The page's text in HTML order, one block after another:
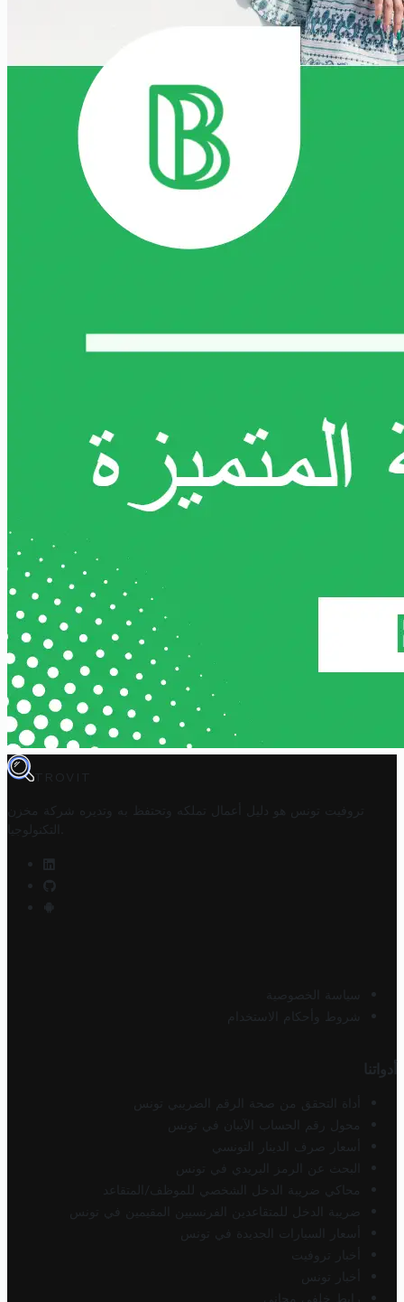
TROVIT
تروفيت تونس هو دليل أعمال تملكه وتحتفظ به وتديره
شركة مخزن
التكنولوجيا
سياسة الخصوصية
شروط وأحكام الاستخدام
أدواتنا
أداة التحقق من صحة الرقم الضريبي تونس
محول رقم الحساب الآيبان في تونس
أسعار صرف الدينار التونسي
البحث عن الرمز البريدي في تونس
محاكي ضريبة الدخل الشخصي للموظف/المتقاعد
ضريبة الدخل للمتقاعدين الفرنسيين المقيمين في تونس
أسعار السيارات الجديدة في تونس
أخبار تروفيت
أخبار تونس
رابط خلفي مجاني